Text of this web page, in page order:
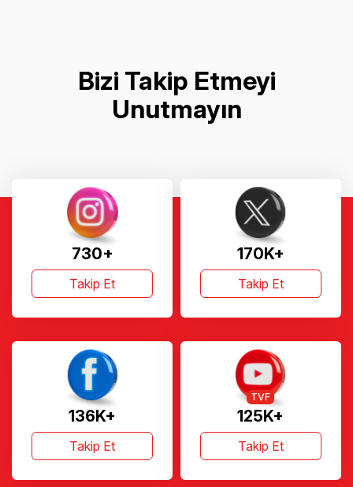
Bizi Takip Etmeyi
Unutmayın
730+
Takip Et
170K+
Takip Et
136K+
Takip Et
125K+
TVF
Takip Et